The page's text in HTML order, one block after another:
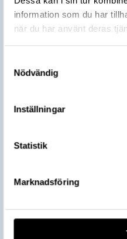
information som du har
när du har använt deras
Nödvändig
Inställningar
Statistik
Marknadsföring